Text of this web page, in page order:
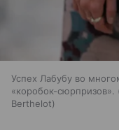
Успех Лабубу во
«коробок-сюрпризов».
Berthelot